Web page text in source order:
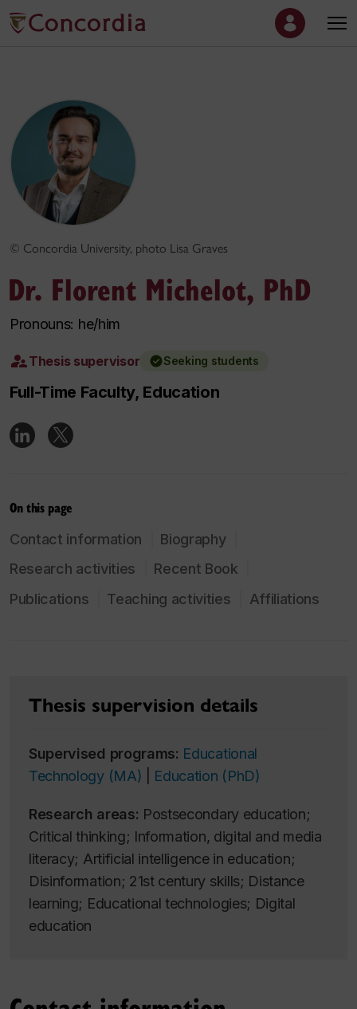
© Concordia University, photo Lisa Graves
Dr. Florent Michelot, PhD
Pronouns: he/him
Thesis supervisor Seeking students
Full-Time Faculty, Education
On this page
Contact information
Biography
Research activities
Recent Book
Publications
Teaching activities Affiliations
Thesis supervision details
Supervised programs: Educational
Technology (MA)
Education (PhD)
Research areas: Postsecondary education;
Critical thinking; Information, digital and media
literacy; Artificial intelligence in education;
Disinformation; 21st century skills; Distance
learning; Educational technologies; Digital
education